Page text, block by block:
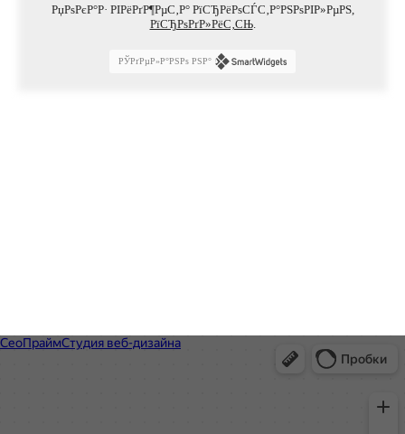
РџРѕРєР°Р· РІРёРґР¶РµС‚Р° РїСЂРёРѕСЃС‚Р°РЅРѕРІР»РµРЅ,
РїСЂРѕРґР»РёС‚СЊ.
РЎРґРµР»Р°РЅРѕ РЅР°